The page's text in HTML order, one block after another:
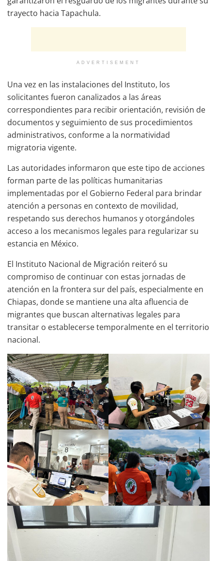
trayecto hacia Tapachula.
ADVERTISEMENT
Una vez en las instalaciones del Instituto, los
solicitantes fueron canalizados a las áreas
correspondientes para recibir orientación, revisión de
documentos y seguimiento de sus procedimientos
administrativos, conforme a la normatividad
migratoria vigente.
Las autoridades informaron que este tipo de acciones
forman parte de las políticas humanitarias
implementadas por el Gobierno Federal para brindar
atención a personas en contexto de movilidad,
respetando sus derechos humanos y otorgándoles
acceso a los mecanismos legales para regularizar su
estancia en México.
El Instituto Nacional de Migración reiteró su
compromiso de continuar con estas jornadas de
atención en la frontera sur del país, especialmente en
Chiapas, donde se mantiene una alta afluencia de
migrantes que buscan alternativas legales para
transitar o establecerse temporalmente en el territorio
nacional.